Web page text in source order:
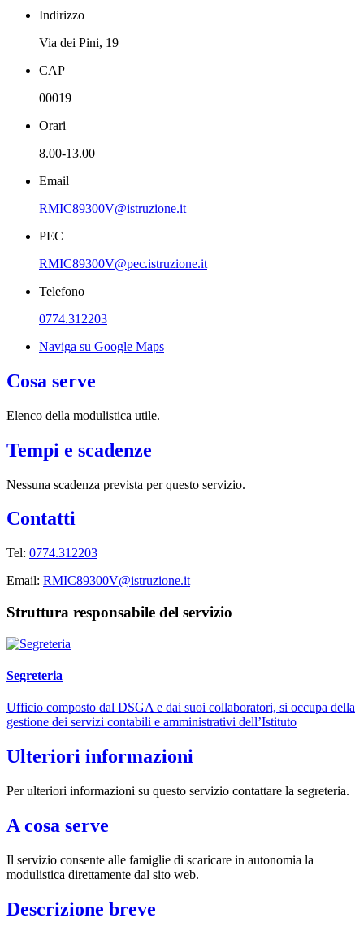
Indirizzo
Via dei Pini, 19
CAP
00019
Orari
8.00-13.00
Email
RMIC89300V@istruzione.it
PEC
RMIC89300V@pec.istruzione.it
Telefono
0774.312203
Naviga su Google Maps
Cosa serve
Elenco della modulistica utile.
Tempi e scadenze
Nessuna scadenza prevista per questo servizio.
Contatti
Tel: 0774.312203
Email: RMIC89300V@istruzione.it
Struttura responsabile del servizio
Segreteria
Ufficio composto dal DSGA e dai suoi collaboratori, si occupa della
gestione dei servizi contabili e amministrativi dell’Istituto
Ulteriori informazioni
Per ulteriori informazioni su questo servizio contattare la segreteria.
A cosa serve
Il servizio consente alle famiglie di scaricare in autonomia la
modulistica direttamente dal sito web.
Descrizione breve